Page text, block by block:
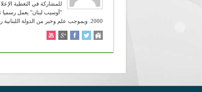
للمشاركة في التغطية
2000. وبموجب علم وخبر من الدولة اللبنانية رقم 122/ أد، تاريخ 12/4/2006. شعاره :" تعرفون الحق والحق يحرركم " (يوحنا 8:38 ).